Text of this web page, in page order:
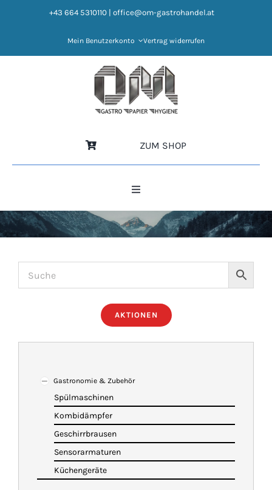
+43 664 5310110 office@om-gastrohandel.at
Mein Benutzerkonto Vertrag widerrufen
ZUM SHOP
Toggle
HOME
NEWS
IMBISSANHÄNGER
KATALOG
AKTIONEN
Gastronomie & Zubehör
Spülmaschinen
Kombidämpfer
Geschirrbrausen
Sensorarmaturen
Küchengeräte